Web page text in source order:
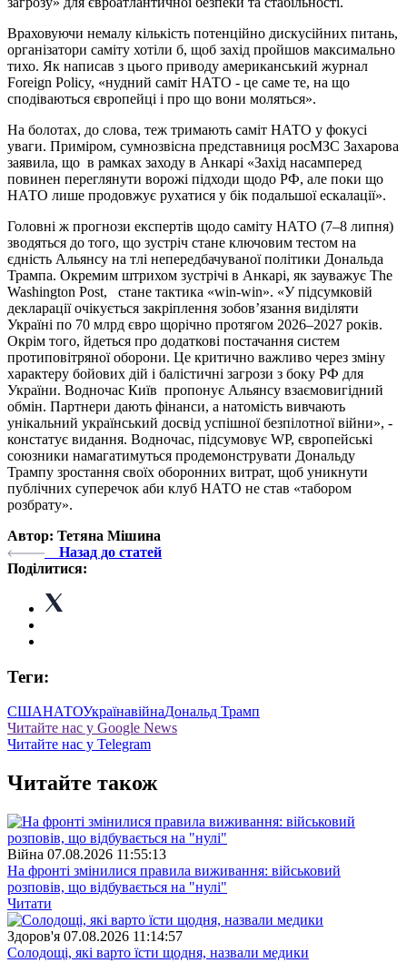
Враховуючи немалу кількість потенційно дискусійних питань,
організатори саміту хотіли б, щоб захід пройшов максимально
тихо. Як написав з цього приводу американський журнал
Foreign Policy, «нудний саміт НАТО - це саме те, на що
сподіваються європейці і про що вони моляться».
На болотах, до слова, теж тримають саміт НАТО у фокусі
уваги. Приміром, сумнозвісна представниця росМЗС Захарова
заявила, що в рамках заходу в Анкарі «Захід насамперед
повинен переглянути ворожі підходи щодо РФ, але поки що
НАТО лише продовжує рухатися у бік подальшої ескалації».
Головні ж прогнози експертів щодо саміту НАТО (7–8 липня)
зводяться до того, що зустріч стане ключовим тестом на
єдність Альянсу на тлі непередбачуваної політики Дональда
Трампа. Окремим штрихом зустрічі в Анкарі, як зауважує The
Washington Post, стане тактика «win-win». «У підсумковій
декларації очікується закріплення зобов’язання виділяти
Україні по 70 млрд євро щорічно протягом 2026–2027 років.
Окрім того, йдеться про додаткові постачання систем
протиповітряної оборони. Це критично важливо через зміну
характеру бойових дій і балістичні загрози з боку РФ для
України. Водночас Київ пропонує Альянсу взаємовигідний
обмін. Партнери дають фінанси, а натомість вивчають
унікальний український досвід успішної безпілотної війни», -
констатує видання. Водночас, підсумовує WP, європейські
союзники намагатимуться продемонструвати Дональду
Трампу зростання своїх оборонних витрат, щоб уникнути
публічних суперечок аби клуб НАТО не став «табором
розбрату».
Автор: Тетяна Мішина
Назад до статей
Поділитися:
Теги:
СШАНАТОУкраїнавійнаДональд Трамп
Читайте нас у Google News
Читайте нас у Telegram
Читайте також
Війна 07.08.2026 11:55:13
На фронті змінилися правила виживання: військовий
розповів, що відбувається на "нулі"
Читати
Здоров'я 07.08.2026 11:14:57
Солодощі, які варто їсти щодня, назвали медики